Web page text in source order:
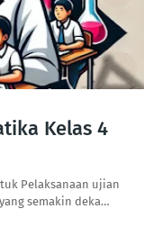
Kelas 4
Pelaksanaan ujian
semakin deka…